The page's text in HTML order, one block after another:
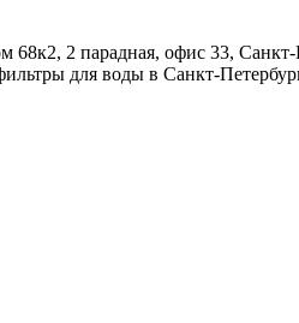
68к2, 2 парадная, офис 33, Санкт-
для воды в Санкт-